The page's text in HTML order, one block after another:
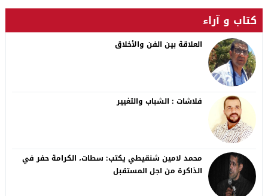
كتاب و آراء
العلاقة بين الفن والأخلاق
فلاشات : الشباب والتغيير
محمد لامين شنقيطي يكتب: سطات، الكرامة حفر في
الذاكرة من اجل المستقبل